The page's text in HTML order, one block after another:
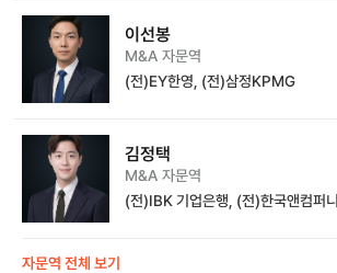
이선봉
M&A 자문역
(전)EY한영, (전)삼정KPMG
김정택
M&A 자문역
(전)IBK 기업은행, (전)한국앤컴퍼니
자문역 전체 보기